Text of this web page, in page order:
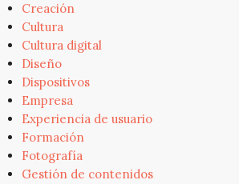
Creación
Cultura
Cultura digital
Diseño
Dispositivos
Empresa
Experiencia de usuario
Formación
Fotografía
Gestión de contenidos